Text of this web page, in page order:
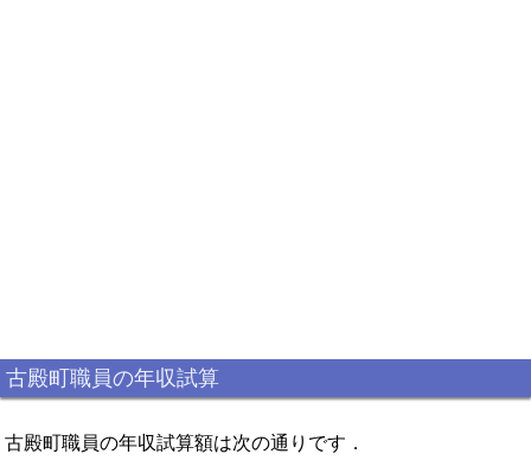
古殿町職員の年収試算
古殿町職員の年収試算額は次の通りです．